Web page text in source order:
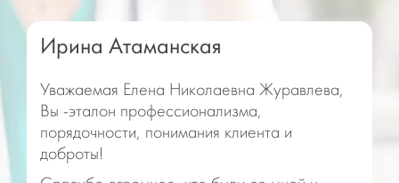
Ирина Атаманская
Уважаемая Елена Николаевна Журавлева,
Вы -эталон профессионализма,
порядочности, понимания клиента и
доброты!